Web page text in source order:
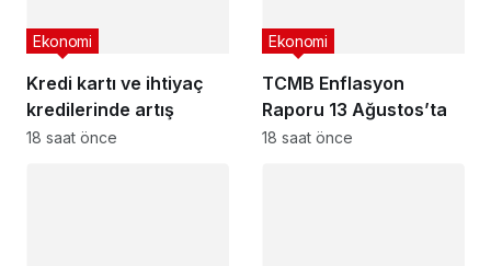
Kredi kartı ve ihtiyaç
kredilerinde artış
Ekonomi
18 saat önce
TCMB Enflasyon
Raporu 13 Ağustos’ta
Ekonomi
18 saat önce